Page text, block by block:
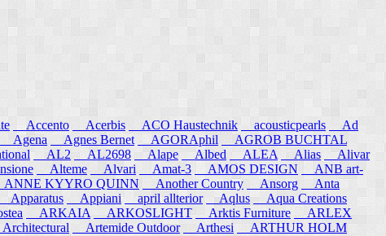
Accento Acerbis ACO Haustechnik acousticpearls
Ad
Agena Agnes Bernet AGORAphil
AGROB BUCHTAL
AL2 AL2698 Alape Albed ALEA Alias
Alivar
Alteme Alvari Amat-3 AMOS DESIGN
ANB art-
KYYRO QUINN Another Country Ansorg
Anta
Apparatus Appiani april allterior Aqlus Aqua Creations
ARKAIA ARKOSLIGHT Arktis Furniture
ARLEX
Artemide Outdoor Arthesi
ARTHUR HOLM